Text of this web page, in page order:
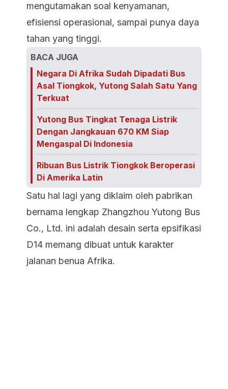
mengutamakan soal kenyamanan,
efisiensi operasional, sampai punya daya
tahan yang tinggi.
BACA JUGA
Negara Di Afrika Sudah Dipadati Bus
Asal Tiongkok, Yutong Salah Satu Yang
Terkuat
Yutong Bus Tingkat Tenaga Listrik
Dengan Jangkauan 670 KM Siap
Mengaspal Di Indonesia
Ribuan Bus Listrik Tiongkok Beroperasi
Di Amerika Latin
Satu hal lagi yang diklaim oleh pabrikan
bernama lengkap Zhangzhou Yutong Bus
Co., Ltd. ini adalah desain serta epsifikasi
D14 memang dibuat untuk karakter
jalanan benua Afrika.